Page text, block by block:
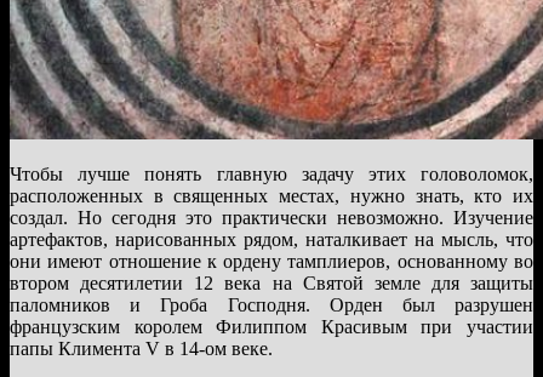
Чтобы лучше понять главную задачу этих головоломок,
расположенных в священных местах, нужно знать, кто их
создал. Но сегодня это практически невозможно. Изучение
артефактов, нарисованных рядом, наталкивает на мысль, что
они имеют отношение к ордену тамплиеров, основанному во
втором десятилетии 12 века на Святой земле для защиты
паломников и Гроба Господня. Орден был разрушен
французским королем Филиппом Красивым при участии
папы Климента V в 14-ом веке.